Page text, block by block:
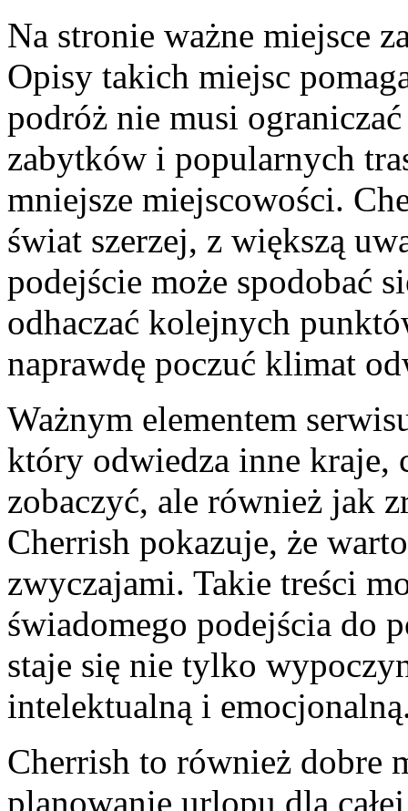
Na stronie ważne miejsce
Opisy takich miejsc
podróż nie musi
zabytków i popularnych
mniejsze miejscowości.
świat szerzej, z większą
podejście może spodobać
odhaczać kolejnych
naprawdę poczuć klimat
Ważnym elementem
który odwiedza inne kraje,
zobaczyć, ale również jak
Cherrish pokazuje, że
zwyczajami. Takie treści
świadomego podejścia do
staje się nie tylko
intelektualną i
Cherrish to również dobre
planowanie urlopu dla